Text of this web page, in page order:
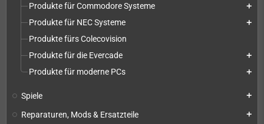
Produkte für Commodore Systeme add
Produkte für NEC Systeme add
Produkte fürs Colecovision
Produkte für die Evercade
add
Produkte für moderne PCs add
Spiele add
Reparaturen, Mods & Ersatzteile add